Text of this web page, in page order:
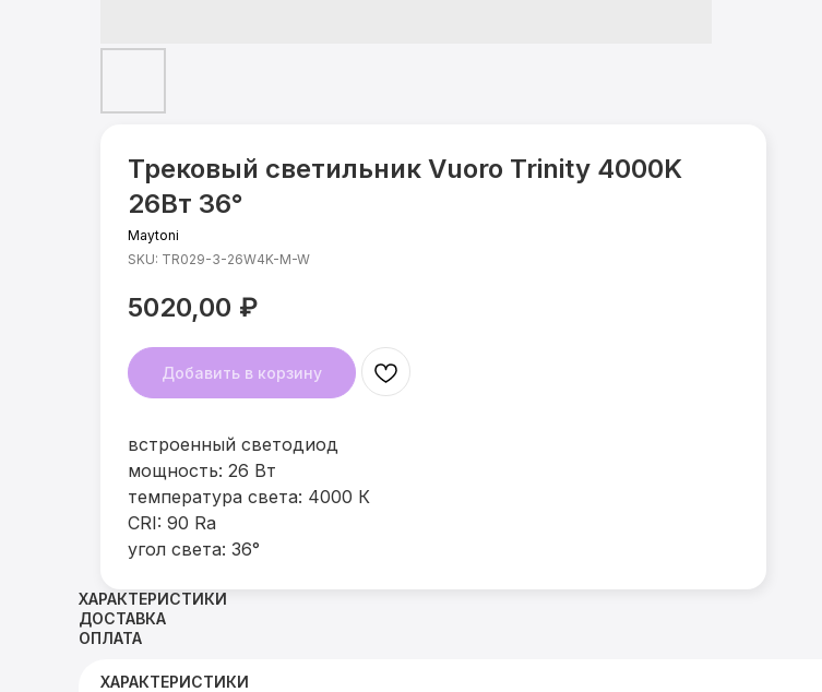
Трековый светильник Vuoro Trinity 4000K
26Вт 36°
Maytoni
SKU: TR029-3-26W4K-M-W
5020,00 ₽
Добавить в корзину
встроенный светодиод
мощность: 26 Вт
температура света: 4000 К
CRI: 90 Ra
угол света: 36°
ХАРАКТЕРИСТИКИ
ДОСТАВКА
ОПЛАТА
ХАРАКТЕРИСТИКИ